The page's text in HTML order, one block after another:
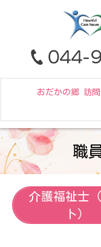
おだかの郷 訪
職
介護福祉士
ト）